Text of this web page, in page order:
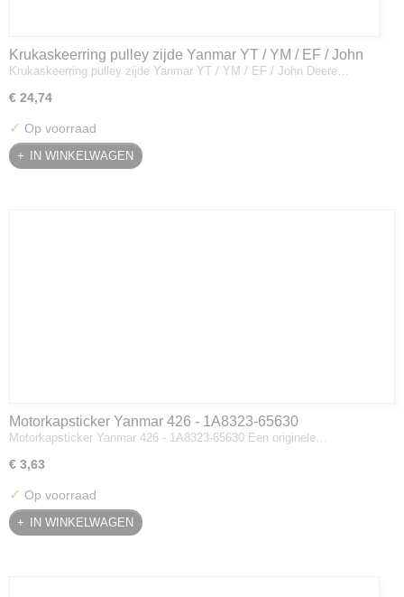
Krukaskeerring pulley zijde Yanmar YT / YM / EF / John
Deere - 119934-01800
Krukaskeerring pulley zijde Yanmar YT / YM / EF / John Deere…
€ 24,74
✓ Op voorraad
IN WINKELWAGEN
Motorkapsticker Yanmar 426 - 1A8323-65630
Motorkapsticker Yanmar 426 - 1A8323-65630 Een originele…
€ 3,63
✓ Op voorraad
IN WINKELWAGEN